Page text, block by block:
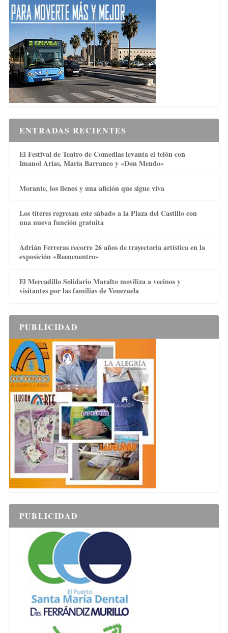
ENTRADAS RECIENTES
El Festival de Teatro de Comedias levanta el telón con
Imanol Arias, María Barranco y «Don Mendo»
Morante, los llenos y una afición que sigue viva
Los títeres regresan este sábado a la Plaza del Castillo con
una nueva función gratuita
Adrián Ferreras recorre 26 años de trayectoria artística en la
exposición «Reencuentro»
El Mercadillo Solidario Maralto moviliza a vecinos y
visitantes por las familias de Venezuela
PUBLICIDAD
PUBLICIDAD